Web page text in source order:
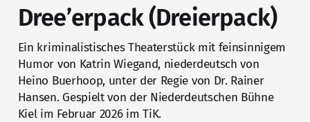
Dree’erpack (Dreierpack)
Ein kriminalistisches Theaterstück mit feinsinnigem
Humor von Katrin Wiegand, niederdeutsch von
Heino Buerhoop, unter der Regie von Dr. Rainer
Hansen. Gespielt von der Niederdeutschen Bühne
Kiel im Februar 2026 im TiK.